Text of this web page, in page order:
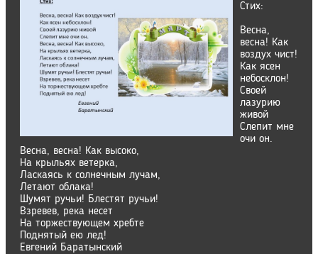
Стих:
Весна,
весна! Как
воздух чист!
Как ясен
небосклон!
Своей
лазурию
живой
Слепит мне
очи он.
Весна, весна! Как высоко,
На крыльях ветерка,
Ласкаясь к солнечным лучам,
Летают облака!
Шумят ручьи! Блестят ручьи!
Взревев, река несет
На торжествующем хребте
Поднятый ею лед!
Евгений Баратынский